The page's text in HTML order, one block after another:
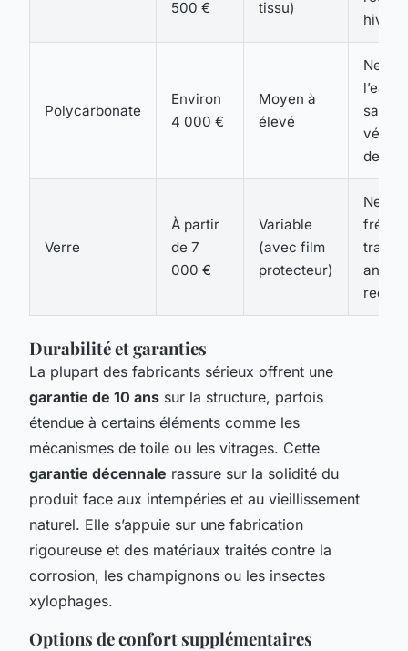
500 €
tissu)
hiver
Polycarbonate
Environ
4 000 €
Moyen à
élevé
l’eau
des
Verre
À partir
de 7
000 €
Variable
(avec film
protecteur)
anti-
Durabilité et garanties
La plupart des fabricants sérieux offrent une
garantie de 10 ans sur la structure, parfois
étendue à certains éléments comme les
mécanismes de toile ou les vitrages. Cette
garantie décennale rassure sur la solidité du
produit face aux intempéries et au vieillissement
naturel. Elle s’appuie sur une fabrication
rigoureuse et des matériaux traités contre la
corrosion, les champignons ou les insectes
xylophages.
Options de confort supplémentaires